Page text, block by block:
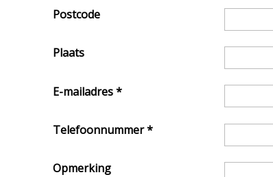
Postcode
Plaats
E-mailadres*
Telefoonnummer*
Opmerking